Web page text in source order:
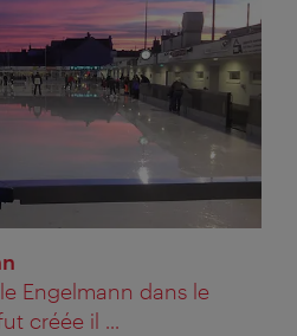
Engelmann dans le
créée il ...